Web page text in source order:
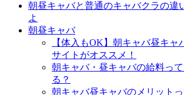
朝昼キャバと普通のキャバクラの違
よ
朝昼キャバ
【体入もOK】朝キャバ昼キャ
サイトがオススメ！
朝キャバ・昼キャバの給料っ
る？
朝キャバ昼キャバのメリット